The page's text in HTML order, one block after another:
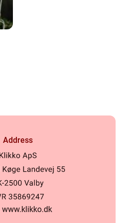
Address
www.klikko.dk